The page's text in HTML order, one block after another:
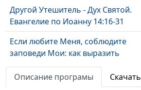
Другой Утешитель - Дух Святой.
Евангелие по Иоанну 14:16-31
Если любите Меня, соблюдите
заповеди Мои: как выразить
любовь к Иисусу?. Евангелие по
Иоанну 14:1-15
Описание програмы Скачать